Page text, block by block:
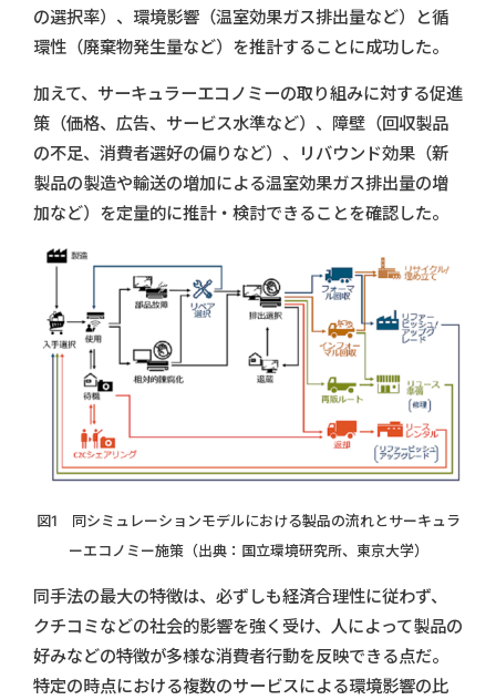
の選択率）、環境影響（温室効果ガス排出量など）と循
環性（廃棄物発生量など）を推計することに成功した。
加えて、サーキュラーエコノミーの取り組みに対する促進
策（価格、広告、サービス水準など）、障壁（回収製品
の不足、消費者選好の偏りなど）、リバウンド効果（新
製品の製造や輸送の増加による温室効果ガス排出量の増
加など）を定量的に推計・検討できることを確認した。
図1 同シミュレーションモデルにおける製品の流れとサーキュラ
ーエコノミー施策（出典：国立環境研究所、東京大学）
同手法の最大の特徴は、必ずしも経済合理性に従わず、
クチコミなどの社会的影響を強く受け、人によって製品の
好みなどの特徴が多様な消費者行動を反映できる点だ。
特定の時点における複数のサービスによる環境影響の比